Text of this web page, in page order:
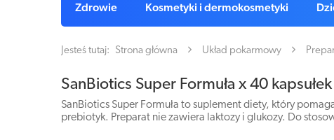
Zdrowie Kosmetyki i dermokosmetyki
Jesteś tutaj: Strona główna Układ pokarmowy
SanBiotics Super Formuła x 40 kapsułek
SanBiotics Super Formuła to suplement diety, który
prebiotyk. Preparat nie zawiera laktozy i glukozy. Do